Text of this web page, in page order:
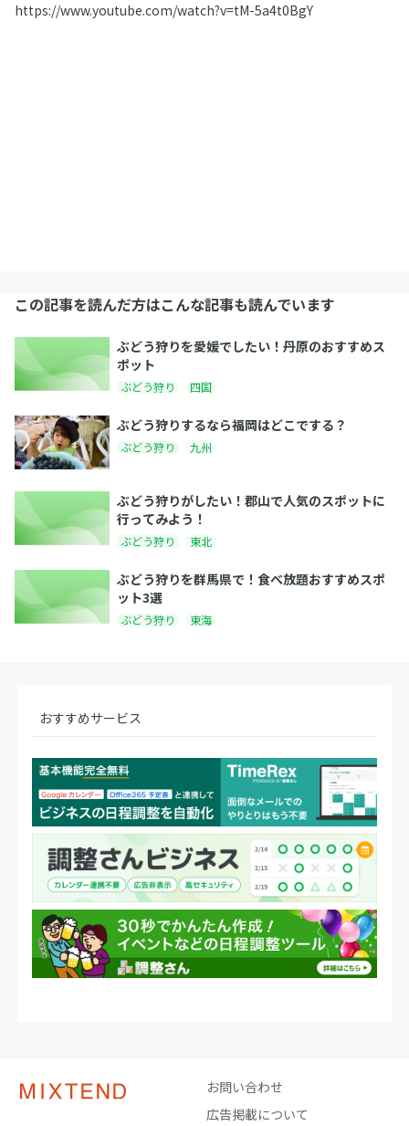
https://www.youtube.com/watch?v=tM-5a4t0BgY
この記事を読んだ方はこんな記事も読んでいます
ぶどう狩りを愛媛でしたい！丹原のおすすめス
ポット
ぶどう狩り 四国
ぶどう狩りするなら福岡はどこでする？
ぶどう狩り 九州
ぶどう狩りがしたい！郡山で人気のスポットに
行ってみよう！
ぶどう狩り 東北
ぶどう狩りを群馬県で！食べ放題おすすめスポ
ット3選
ぶどう狩り 東海
おすすめサービス
お問い合わせ
広告掲載について